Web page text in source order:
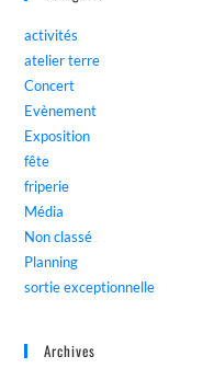
activités
atelier terre
Concert
Evènement
Exposition
fête
friperie
Média
Non classé
Planning
sortie exceptionnelle
Archives